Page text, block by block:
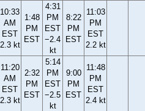
10:33
AM
EST
2.3 kt
1:48
PM
EST
4:31
PM
EST
−2.4
kt
8:22
PM
EST
11:03
PM
EST
2.2 kt
11:20
AM
EST
2.3 kt
2:32
PM
EST
5:14
PM
EST
−2.5
kt
9:00
PM
EST
11:48
PM
EST
2.4 kt